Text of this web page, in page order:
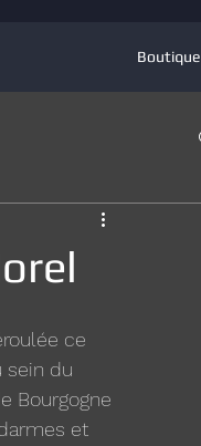
Boutique
ce
sein du
Bourgogne
et